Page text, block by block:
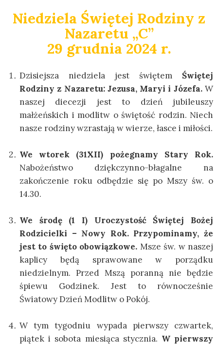
Niedziela Świętej Rodziny z
Nazaretu „C”
29 grudnia 2024 r.
Dzisiejsza niedziela jest świętem Świętej
Rodziny z Nazaretu: Jezusa, Maryi i Józefa.W
naszej diecezji jest to dzień jubileuszy
małżeńskich i modlitw o świętość rodzin. Niech
nasze rodziny wzrastają w wierze, łasce i miłości.
We wtorek (31XII) pożegnamy Stary Rok.
Nabożeństwo dziękczynno-błagalne na
zakończenie roku odbędzie się po Mszy św. o
14.30.
We środę (1 I) Uroczystość Świętej Bożej
Rodzicielki – Nowy Rok. Przypominamy, że
jest to święto obowiązkowe. Msze św. w naszej
kaplicy będą sprawowane w porządku
niedzielnym. Przed Mszą poranną nie będzie
śpiewu Godzinek. Jest to równocześnie
Światowy Dzień Modlitw o Pokój.
W tym tygodniu wypada pierwszy czwartek,
piątek i sobota miesiąca stycznia. W pierwszy